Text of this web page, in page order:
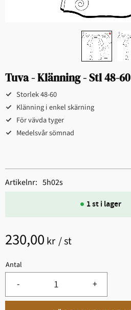
Tuva - Klänning - Stl 48-60
Storlek 48-60​​
Klänning i enkel skärning​
För vävda tyger​
Medelsvår sömnad
230,00 kr /st
Antal
+
-
1 st i lager
Artikelnr 5h02s